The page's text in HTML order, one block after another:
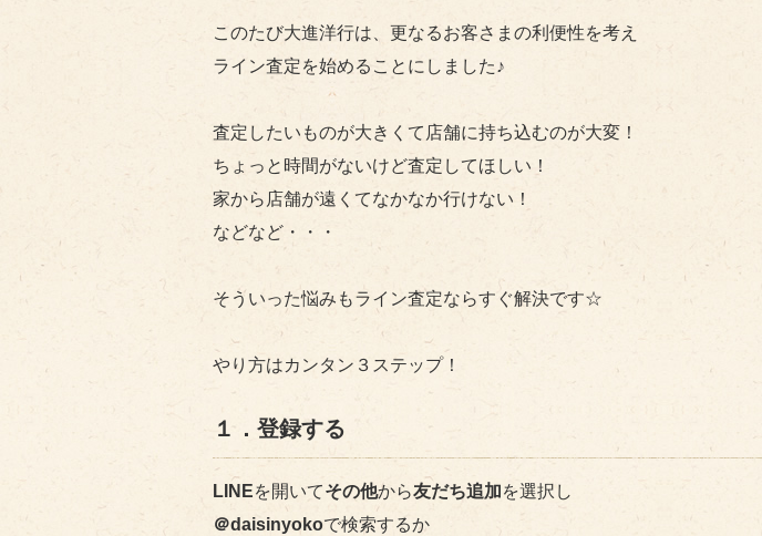
このたび大進洋行は、更なるお客さまの利便性を考え
ライン査定を始めることにしました♪
査定したいものが大きくて店舗に持ち込むのが大変！
ちょっと時間がないけど査定してほしい！
家から店舗が遠くてなかなか行けない！
などなど・・・
そういった悩みもライン査定ならすぐ解決です☆
やり方はカンタン３ステップ！
１．登録する
LINEを開いてその他から友だち追加を選択し
＠daisinyokoで検索するか